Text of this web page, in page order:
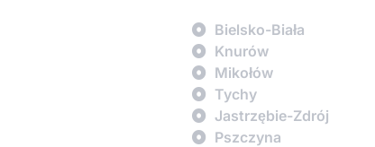
Bielsko-Biała
Knurów
Mikołów
Tychy
Jastrzębie-Zdrój
Pszczyna